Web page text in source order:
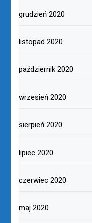
grudzień 2020
listopad 2020
październik 2020
wrzesień 2020
sierpień 2020
lipiec 2020
czerwiec 2020
maj 2020